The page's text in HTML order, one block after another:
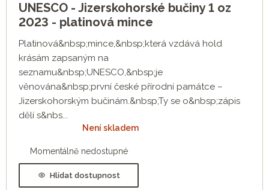
UNESCO - Jizerskohorské bučiny 1 oz
2023 - platinová mince
Platinová&nbsp;mince,&nbsp;která vzdává hold
krásám zapsaným na
seznamu&nbsp;UNESCO,&nbsp;je
věnována&nbsp;první české přírodní památce –
Jizerskohorským bučinám.&nbsp;Ty se o&nbsp;zápis
dělí s&nbs...
Není skladem
Momentálně nedostupné
Hlídat dostupnost